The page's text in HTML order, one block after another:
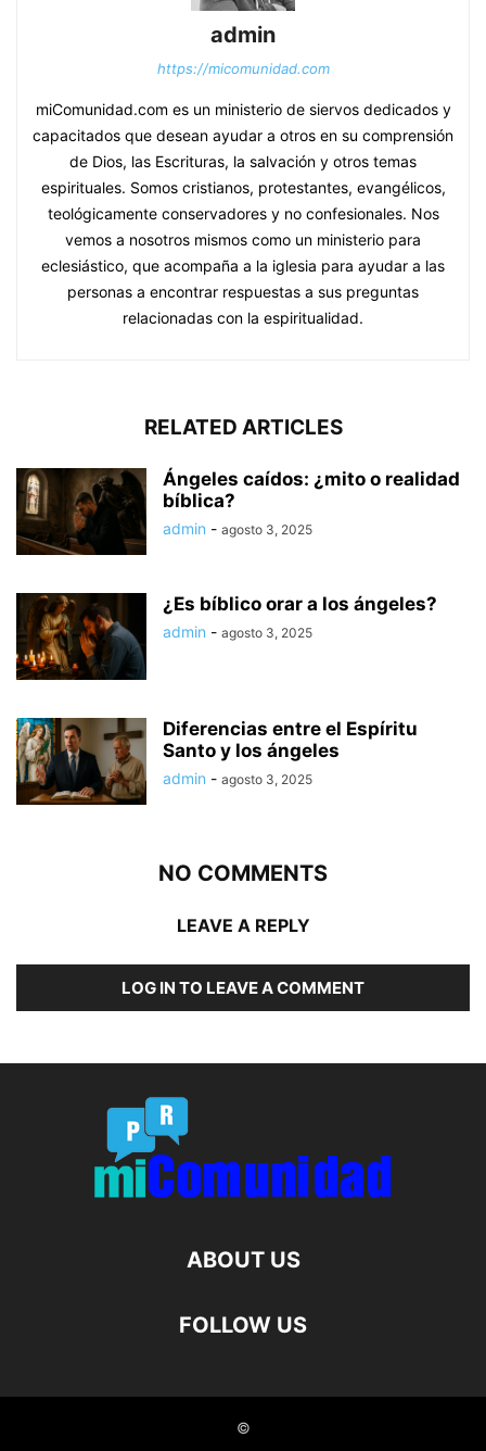
admin
https://micomunidad.com
miComunidad.com es un ministerio de siervos dedicados y
capacitados que desean ayudar a otros en su comprensión
de Dios, las Escrituras, la salvación y otros temas
espirituales. Somos cristianos, protestantes, evangélicos,
teológicamente conservadores y no confesionales. Nos
vemos a nosotros mismos como un ministerio para
eclesiástico, que acompaña a la iglesia para ayudar a las
personas a encontrar respuestas a sus preguntas
relacionadas con la espiritualidad.
RELATED ARTICLES
Ángeles caídos: ¿mito o realidad
bíblica?
admin - agosto 3, 2025
¿Es bíblico orar a los ángeles?
admin - agosto 3, 2025
Diferencias entre el Espíritu
Santo y los ángeles
admin - agosto 3, 2025
NO COMMENTS
LEAVE A REPLY
LOG IN TO LEAVE A COMMENT
ABOUT US
FOLLOW US
©